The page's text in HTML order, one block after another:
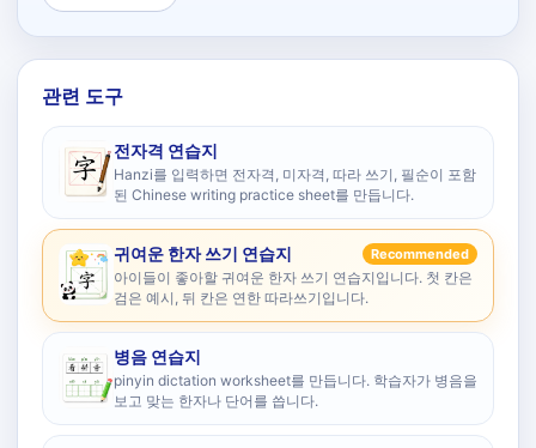
관련 도구
전자격 연습지
Hanzi를 입력하면 전자격, 미자격, 따라 쓰기, 필순이 포함
된 Chinese writing practice sheet를 만듭니다.
귀여운 한자 쓰기 연습지 Recommended
아이들이 좋아할 귀여운 한자 쓰기 연습지입니다. 첫 칸은
검은 예시, 뒤 칸은 연한 따라쓰기입니다.
병음 연습지
pinyin dictation worksheet를 만듭니다. 학습자가 병음을
보고 맞는 한자나 단어를 씁니다.